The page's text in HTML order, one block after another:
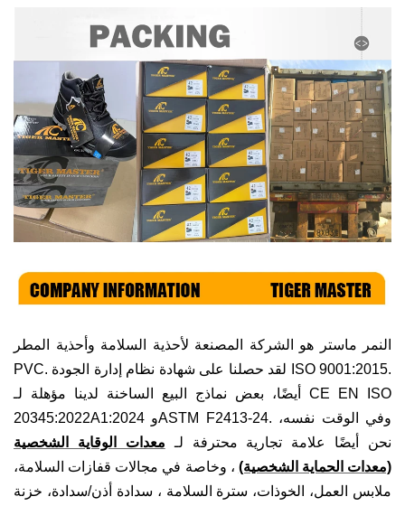
النمر ماستر هو
الشركة المصنعة لأحذية السلامة وأحذية المطر
PVC. لقد حصلنا على شهادة نظام إدارة الجودة ISO 9001:2015.
أيضًا، بعض نماذج البيع الساخنة لدينا مؤهلة لـ CE EN ISO
20345:2022A1:2024 وASTM F2413-24. وفي الوقت نفسه،
نحن أيضًا علامة تجارية محترفة لـ معدات الوقاية الشخصية
(معدات الحماية الشخصية) ، وخاصة في مجالات قفازات السلامة،
ملابس العمل، الخوذات، سترة السلامة ، سدادة أذن/سدادة، خزنة